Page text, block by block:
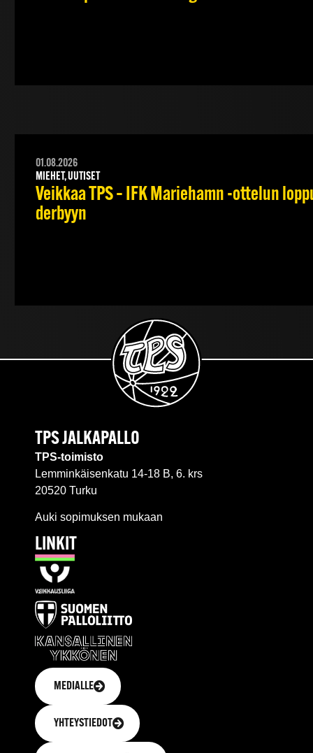
01.08.2026
MIEHET, UUTISET
Veikkaa TPS – IFK Mariehamn -ottelun
derbyyn
TPS JALKAPALLO
TPS-toimisto
Lemminkäisenkatu 14-18 B, 6. krs
20520 Turku
Auki sopimuksen mukaan
LINKIT
MEDIALLE
YHTEYSTIEDOT